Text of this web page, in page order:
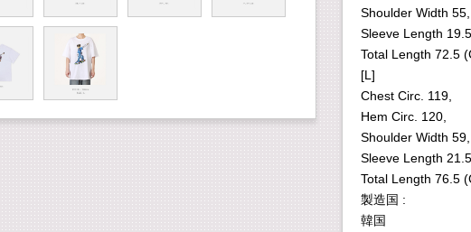
Shoulder Width 55,
Sleeve Length 19.5,
Total Length 72.5
[L]
Chest Circ. 119,
Hem Circ. 120,
Shoulder Width 59,
Sleeve Length 21.5,
Total Length 76.5
製造国 :
韓国